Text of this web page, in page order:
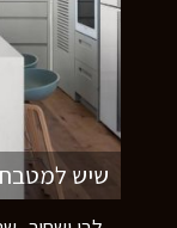
שיש למטבח